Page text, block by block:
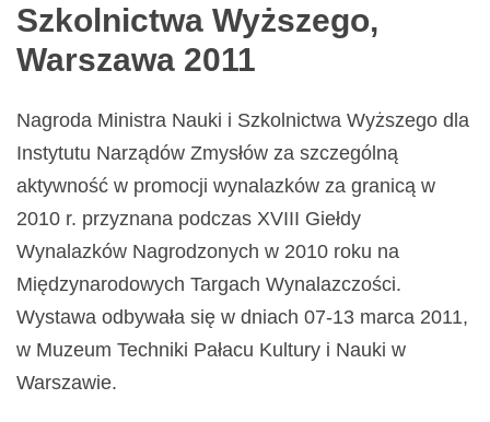
Szkolnictwa Wyższego,
Warszawa 2011
Nagroda Ministra Nauki i Szkolnictwa Wyższego dla
Instytutu Narządów Zmysłów za szczególną
aktywność w promocji wynalazków za granicą w
2010 r. przyznana podczas XVIII Giełdy
Wynalazków Nagrodzonych w 2010 roku na
Międzynarodowych Targach Wynalazczości.
Wystawa odbywała się w dniach 07-13 marca 2011,
w Muzeum Techniki Pałacu Kultury i Nauki w
Warszawie.